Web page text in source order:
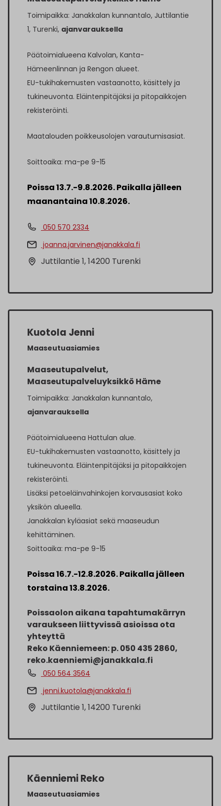
Toimipaikka: Janakkalan kunnantalo, Juttilantie
1, Turenki, ajanvarauksella
Päätoimialueena Kalvolan, Kanta-
Hämeenlinnan ja Rengon alueet.
EU-tukihakemusten vastaanotto, käsittely ja
tukineuvonta. Eläintenpitäjäksi ja pitopaikkojen
rekisteröinti.
Maatalouden poikkeusolojen varautumisasiat.
Soittoaika: ma-pe 9-15
Poissa 13.7.-9.8.2026. Paikalla jälleen
maanantaina 10.8.2026.
050 570 2334
joanna.jarvinen@janakkala.fi
Juttilantie 1, 14200 Turenki
Kuotola Jenni
Maaseutuasiamies
Maaseutupalvelut,
Maaseutupalveluyksikkö Häme
Toimipaikka: Janakkalan kunnantalo,
ajanvarauksella
Päätoimialueena Hattulan alue.
EU-tukihakemusten vastaanotto, käsittely ja
tukineuvonta. Eläintenpitäjäksi ja pitopaikkojen
rekisteröinti.
Lisäksi petoeläinvahinkojen korvausasiat koko
yksikön alueella.
Janakkalan kyläasiat sekä maaseudun
kehittäminen.
Soittoaika: ma-pe 9-15
Poissa 16.7.-12.8.2026. Paikalla jälleen
torstaina 13.8.2026.
Poissaolon aikana tapahtumakärryn
varaukseen liittyvissä asioissa ota
yhteyttä
Reko Käenniemeen: p. 050 435 2860,
reko.kaenniemi@janakkala.fi
050 564 3564
jenni.kuotola@janakkala.fi
Juttilantie 1, 14200 Turenki
Käenniemi Reko
Maaseutuasiamies